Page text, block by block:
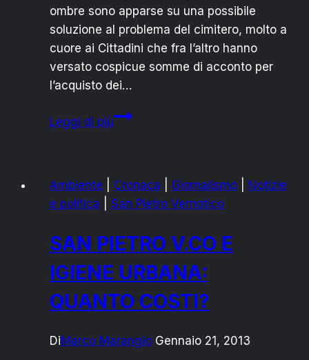
ombre sono apparse su una possibile
soluzione al problema del cimitero, molto a
cuore ai Cittadini che fra l’altro hanno
versato cospicue somme di acconto per
l’acquisto dei…
Leggi di piùSAN
SUL
CASO
Ambiente Cronaca Giornalismo
Notizie
e politica
San Pietro Vernotico
SAN PIETRO V.CO E
IGIENE URBANA:
QUANTO COSTI?
DiMarco Marangio Gennaio 21, 2013